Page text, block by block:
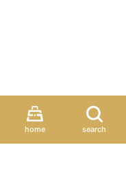
home search